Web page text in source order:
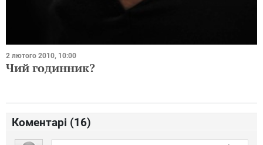
2 лютого 2010, 10:00
Чий годинник?
Коментарі (16)